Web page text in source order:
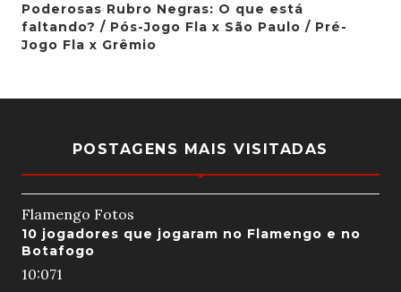
Poderosas Rubro Negras: O que está
faltando? / Pós-Jogo Fla x São Paulo / Pré-
Jogo Fla x Grêmio
POSTAGENS MAIS VISITADAS
Flamengo Fotos
10 jogadores que jogaram no Flamengo e no
Botafogo
10:071